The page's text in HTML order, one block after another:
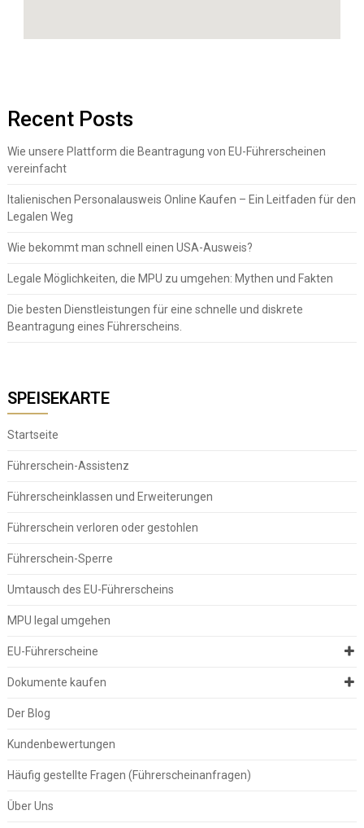
Recent Posts
Wie unsere Plattform die Beantragung von EU-Führerscheinen
vereinfacht
Italienischen Personalausweis Online Kaufen – Ein Leitfaden für den
Legalen Weg
Wie bekommt man schnell einen USA-Ausweis?
Legale Möglichkeiten, die MPU zu umgehen: Mythen und Fakten
Die besten Dienstleistungen für eine schnelle und diskrete
Beantragung eines Führerscheins.
SPEISEKARTE
Startseite
Führerschein-Assistenz
Führerscheinklassen und Erweiterungen
Führerschein verloren oder gestohlen
Führerschein-Sperre
Umtausch des EU-Führerscheins
MPU legal umgehen
EU-Führerscheine
Dokumente kaufen
Der Blog
Kundenbewertungen
Häufig gestellte Fragen (Führerscheinanfragen)
Über Uns